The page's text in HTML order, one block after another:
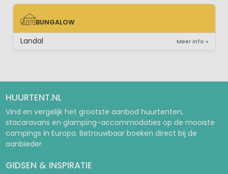
BUNGALOW
BUNGALOW
Landal Meer info »
HUURTENT.NL
Vind en vergelijk het grootste aanbod huurtenten,
stacaravans en glamping-accommodaties op de mooiste
campings in Europa. Betrouwbaar boeken direct bij de
aanbieder.
GIDSEN & INSPIRATIE